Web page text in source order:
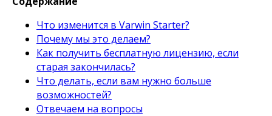
Что изменится в Varwin Starter?
Почему мы это делаем?
Как получить бесплатную лицензию, если
старая закончилась?
Что делать, если вам нужно больше
возможностей?
Отвечаем на вопросы